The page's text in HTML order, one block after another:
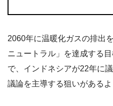
2060年に温暖化ガスの排出
ニュートラル」を達成する
で、インドネシアが22年に
議論を主導する狙いがあるよ